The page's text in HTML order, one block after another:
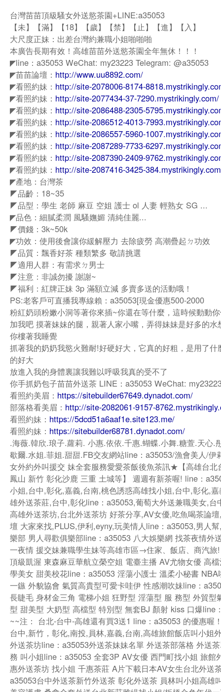
台灣苗苗頂級騷女外送慾茶園+LINE:a35053
【未】【滿】【18】【歲】【禁】【止】【進】【入】
大尺度正妹：出差台灣約兼職小姐啪啪啪
本廣告長期有效！高雄苗苗外送慾茶園全年無休！！！
◤line：a35053 WeChat: my23223 Telegram: @a35053
◤苗苗論壇： http://www.uu8892.com/
◤看照約妹： http://site-2078006-8174-
◤看照約妹： http://site-2077434-37-7290.mystrikingly.com/
◤看照約妹： http://site-2086488-2305-
◤看照約妹： http://site-2086512-4013-
◤看照約妹： http://site-2086557-5960-
◤看照約妹： http://site-2087289-7733-
◤看照約妹： http://site-2087390-2409-
◤看照約妹： http://site-2087416-3425-
◤產地：台灣茶
◤品齡：18~35
◤品型：學生 老師 麻豆 空姐 護士 ol 人妻 輕熟女 SG ...
◤品色：細膩柔潤 風騷嫵媚 清純佳麗...
◤價錢：3k~50k
◤功效：使用後會讓你緩解壓力 去除疲勞 高潮疊起ㄉ功效
◤品質：飄香好茶 種類繁多 敬請挑選
◤適用人群：有需求ㄉ男士
◤注意：非誠勿擾 謝謝~
◤福利：紅牌正妹 3p 滿額立減 多賣多送的活動哦！
PS:老客戶可直播我專線賴：a35053[現金優惠500-2000
粉紅奶頭粉嫩小洞等著你來插~你還在等什麼，這時候動動
加我吧 摸著妹妹的腿，親著人家小嘴，弄得妹妹是好多的水
你樓著我睡覺
抓著我的奶奶我慾火難耐!好硬好大，它真的好粗，是用了什
的好大
放進入我的身體裏讓我難以呼吸我真的受不了
你手抓奶包子苗苗外送茶 LINE：a35053 WeChat:
看照約美眉： https://sitebuilder67649.dynadot.com/
部落格看美眉： http://site-2082061-9157-
看照約妹： https://5dcd51a6aaf1e.site123.me/
看照約妹： https://sitebuilder68781.dynadot.com/
.海薇.韓欣.琅子.蘿莉. 小惠.依依.千惠.蝴蝶.小舞.糖萱.天心.
歇爾.水姐.菲姐.甜甜.FB交友網站line：a35053/漁會美人/伊
女外約外叫援交 妹全套服務愛愛茶飯後魚茶訊★【高雄台北
鳳山 新竹 彰化沙鹿 三重 土城等】 週週有新茶喔! line：
小姐,台中,彰化,嘉義,台南,桃色誘惑高雄找小姐,台中,彰化,
雄外送茶莊,台中,彰化line：a35053,葡萄大外送兼職美女,台
高雄外送茶坊,台北外送茶坊 好茶分享,AV女優,吃魚喝茶論
壇 大家來找,PLUS,伊利,eyny,玩美情人line：a35053,男人
樂部 男人尋歡俱樂部line：a35053 八大娛樂網 找茶夜情外
一夜情 援交妹兼職學生妹等高雄市區→住家、飯店、商汽旅
頂級凱渥 東森麻豆華航立榮空姐 電臺主播 AV尤物女優 高
學美女 甜美校花line：a35053 淫蕩小護士 溫柔小秘書 NBA
一鏃 外貌協會 氣質高貴型可愛卡哇伊 性感潮吹妹line：
長睫毛 身材金三角 電梯小姐 狂野型 淫蕩型 服 務型 外貿型
型 甜美型 大奶型 高檔型 特別型 無套BJ 顏射 kiss 口爆line
~~注： 台北-台中-高雄還有買3送1 line：a35053 的優惠喔
台中,新竹，彰化,南投,員林,嘉義,台南,高雄旅館飯店叫小姐
外送茶坊line：a35053外送茶妹妹名單 外送茶部落格 外送
務 叫小姐line：a35053 全套3P AV女優 西門町找小姐 旅館
惠外送茶坊 找小姐 千惠茶莊 A片下載日本AV女生台北外送
a35053台中外送茶新竹外送茶 彰化外送茶 員林叫小姐高雄